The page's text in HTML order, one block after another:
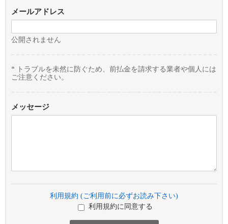
メールアドレス
公開されません
* トラブルを未然に防ぐため、前払金を請求する業者や個人には
ご注意ください。
メッセージ
利用規約 (ご利用前に必ずお読み下さい)
利用規約に同意する